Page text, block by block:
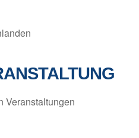
Veranstaltungen